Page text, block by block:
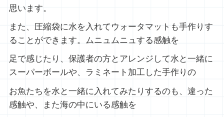
思います。
また、圧縮袋に水を入れてウォータマットも手作りす
ることができます。ムニュムニュする感触を
足で感じたり、保護者の方とアレンジして水と一緒に
スーパーボールや、ラミネート加工した手作りの
お魚たちを水と一緒に入れてみたりするのも、違った
感触や、また海の中にいる感触を